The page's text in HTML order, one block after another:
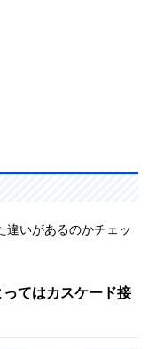
違いがあるのかチェッ
てはカスケード接